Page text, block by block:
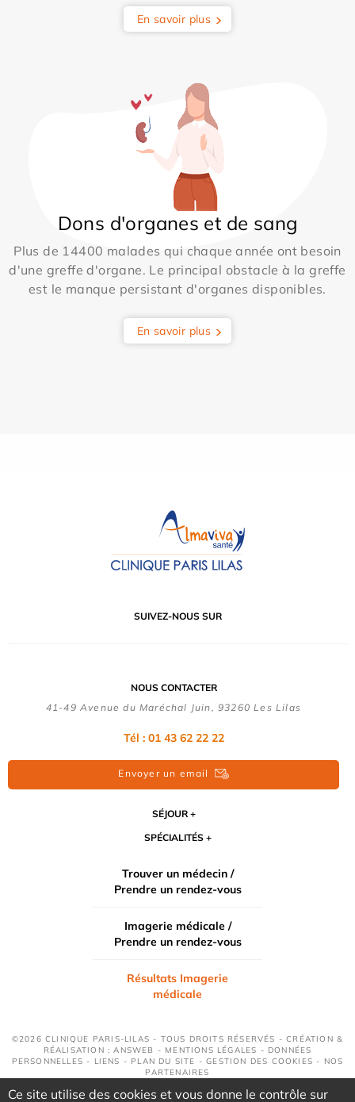
En savoir plus
Dons d'organes et de sang
Plus de 14400 malades qui chaque année ont besoin
d'une greffe d'organe. Le principal obstacle à la greffe
est le manque persistant d'organes disponibles.
En savoir plus
SUIVEZ-NOUS SUR
NOUS CONTACTER
41-49 Avenue du Maréchal Juin, 93260 Les Lilas
Tél : 01 43 62 22 22
Envoyer un email
SÉJOUR
SPÉCIALITÉS
Trouver un médecin /
Prendre un rendez-vous
Imagerie médicale /
Prendre un rendez-vous
Résultats Imagerie
médicale
©2026 CLINIQUE PARIS-LILAS - TOUS DROITS RÉSERVÉS - CRÉATION &
RÉALISATION : ANSWEB - MENTIONS LÉGALES - DONNÉES
PERSONNELLES - LIENS - PLAN DU SITE -GESTION DES COOKIES - NOS
PARTENAIRES
Ce site utilise des cookies et vous donne le contrôle sur